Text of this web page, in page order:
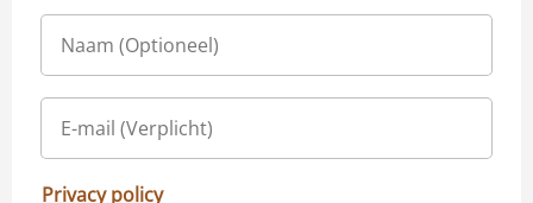
Privacy policy